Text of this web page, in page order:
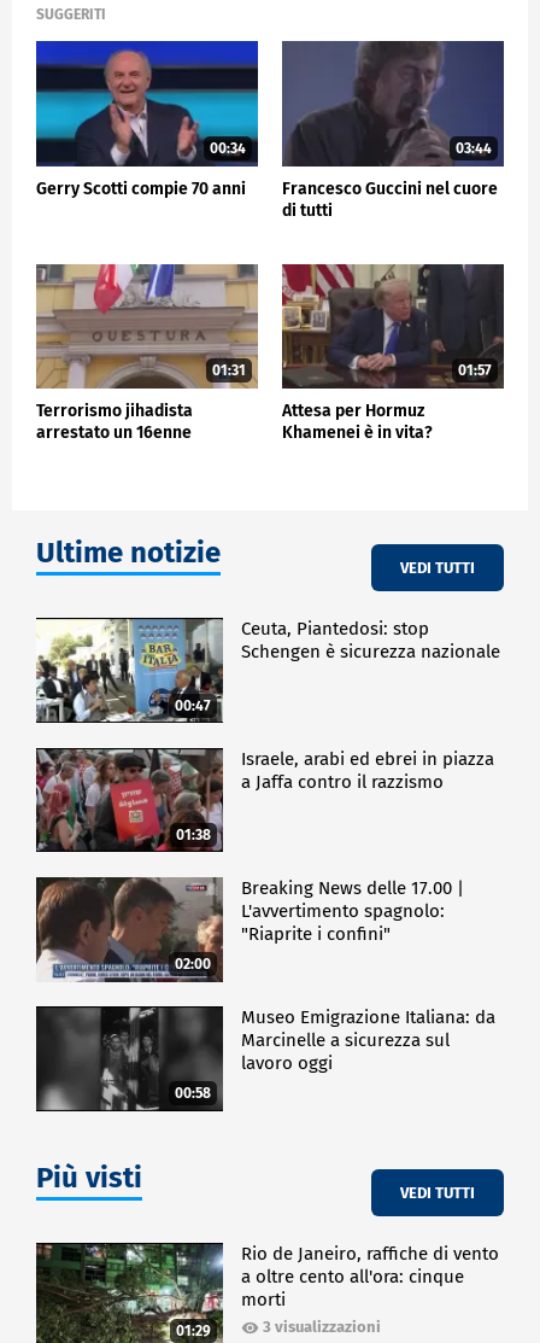
SUGGERITI
00:34
Gerry Scotti compie 70 anni
03:44
Francesco Guccini nel cuore
di tutti
01:31
Terrorismo jihadista
arrestato un 16enne
01:57
Attesa per Hormuz
Khamenei è in vita?
Ultime notizie VEDI TUTTI
00:47
Ceuta, Piantedosi: stop
Schengen è sicurezza nazionale
01:38
Israele, arabi ed ebrei in piazza
a Jaffa contro il razzismo
02:00
Breaking News delle 17.00 |
L'avvertimento spagnolo:
"Riaprite i confini"
00:58
Museo Emigrazione Italiana: da
Marcinelle a sicurezza sul
lavoro oggi
Più visti VEDI TUTTI
01:29
Rio de Janeiro, raffiche di vento
a oltre cento all'ora: cinque
morti
3 visualizzazioni